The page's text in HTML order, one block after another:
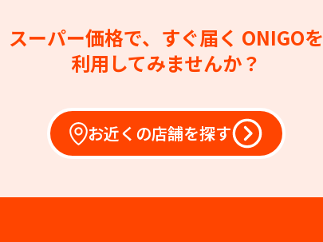
スーパー価格で、すぐ届く ONIGOを
利用してみませんか？
お近くの店舗を探す